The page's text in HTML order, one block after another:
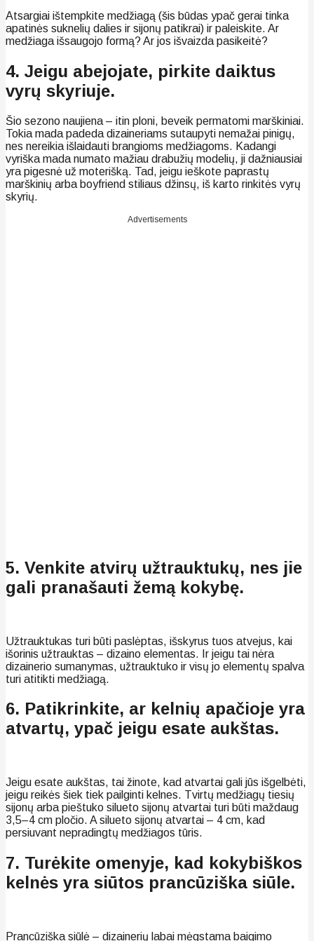
Atsargiai ištempkite medžiagą (šis būdas ypač gerai tinka
apatinės suknelių dalies ir sijonų patikrai) ir paleiskite. Ar
medžiaga išsaugojo formą? Ar jos išvaizda pasikeitė?
4. Jeigu abejojate, pirkite daiktus
vyrų skyriuje.
Šio sezono naujiena – itin ploni, beveik permatomi marškiniai.
Tokia mada padeda dizaineriams sutaupyti nemažai pinigų,
nes nereikia išlaidauti brangioms medžiagoms. Kadangi
vyriška mada numato mažiau drabužių modelių, ji dažniausiai
yra pigesnė už moterišką. Tad, jeigu ieškote paprastų
marškinių arba boyfriend stiliaus džinsų, iš karto rinkitės vyrų
skyrių.
Advertisements
5. Venkite atvirų užtrauktukų, nes jie
gali pranašauti žemą kokybę.
Užtrauktukas turi būti paslėptas, išskyrus tuos atvejus, kai
išorinis užtrauktas – dizaino elementas. Ir jeigu tai nėra
dizainerio sumanymas, užtrauktuko ir visų jo elementų spalva
turi atitikti medžiagą.
6. Patikrinkite, ar kelnių apačioje yra
atvartų, ypač jeigu esate aukštas.
Jeigu esate aukštas, tai žinote, kad atvartai gali jūs išgelbėti,
jeigu reikės šiek tiek pailginti kelnes. Tvirtų medžiagų tiesių
sijonų arba pieštuko silueto sijonų atvartai turi būti maždaug
3,5–4 cm pločio. A silueto sijonų atvartai – 4 cm, kad
persiuvant nepradingtų medžiagos tūris.
7. Turėkite omenyje, kad kokybiškos
kelnės yra siūtos prancūziška siūle.
Prancūziška siūlė – dizainerių labai mėgstama baigimo